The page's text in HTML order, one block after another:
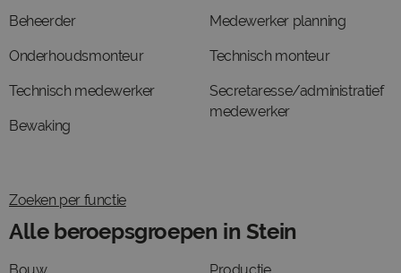
Beheerder
Onderhoudsmonteur
Technisch medewerker
Bewaking
Medewerker planning
Technisch monteur
Secretaresse/administratief
medewerker
Zoeken per functie
Alle beroepsgroepen in Stein